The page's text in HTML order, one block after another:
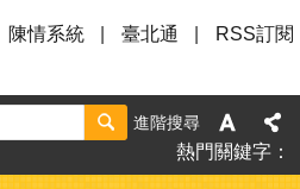
陳情系統 臺北通 RSS訂閱
進階搜尋
熱門關鍵字